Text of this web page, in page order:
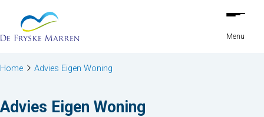
Ga naar de inhoud
Menu
Home Advies Eigen Woning
Advies Eigen Woning
van